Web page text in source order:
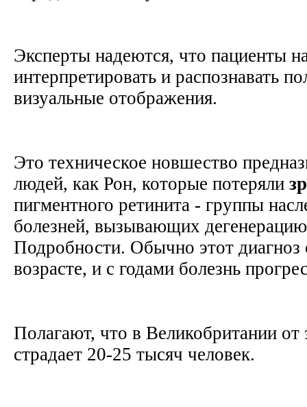
Эксперты надеются, что пациенты
интерпретировать и распознавать
визуальные отображения.
Это техническое новшество
людей, как Рон, которые потеряли
пигментного ретинита - группы
болезней, вызывающих
Подробности. Обычно этот диагноз
возрасте, и с годами болезнь
Полагают, что в Великобритании от
страдает 20-25 тысяч человек.